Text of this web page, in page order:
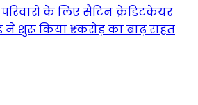
के लिए सैटिन क्रेडिटकेयर
शुरू किया ₹1 करोड़ का बाढ़ राहत